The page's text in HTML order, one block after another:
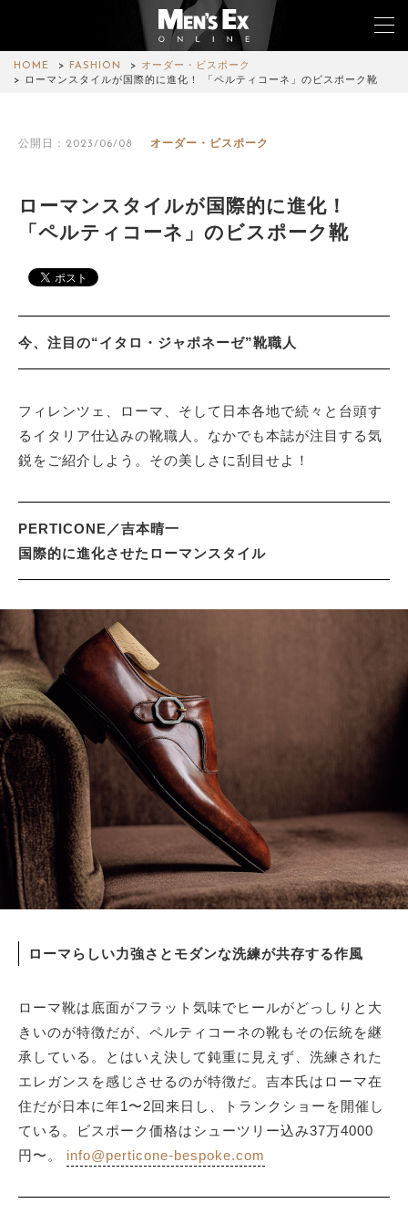
HOME FASHION
オーダー・ビスポーク
ローマンスタイルが国際的に進化！ 「ペルティコーネ」のビスポーク靴
公開日：2023/06/08 オーダー・ビスポーク
ローマンスタイルが国際的に進化！
「ペルティコーネ」のビスポーク靴
今、注目の“イタロ・ジャポネーゼ”靴職人
フィレンツェ、ローマ、そして日本各地で続々と台頭す
るイタリア仕込みの靴職人。なかでも本誌が注目する気
鋭をご紹介しよう。その美しさに刮目せよ！
PERTICONE／吉本晴一
国際的に進化させたローマンスタイル
ローマらしい力強さとモダンな洗練が共存する作風
ローマ靴は底面がフラット気味でヒールがどっしりと大
きいのが特徴だが、ペルティコーネの靴もその伝統を継
承している。とはいえ決して鈍重に見えず、洗練された
エレガンスを感じさせるのが特徴だ。吉本氏はローマ在
住だが日本に年1〜2回来日し、トランクショーを開催し
ている。ビスポーク価格はシューツリー込み37万4000
円〜。 info@perticone-bespoke.com
WATCH
CAR&BIKE
LIFESTYLE
ABOUT SITE
サイトマップ